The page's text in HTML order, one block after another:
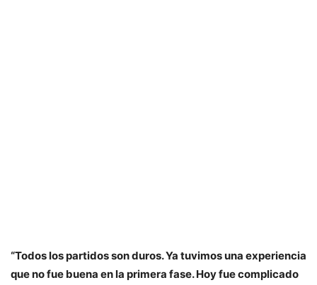
“Todos los partidos son duros. Ya tuvimos una experiencia
que no fue buena en la primera fase. Hoy fue complicado